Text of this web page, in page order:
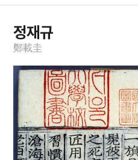
4 백제문화제
8 세배
9 송만재
10 십일면 관음보살상
1 금성대군
2
나의 침실로
정재규
鄭載圭